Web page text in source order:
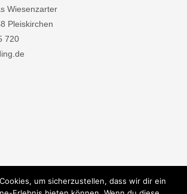
Wiesenzarter
Pleiskirchen
720
um sicherzustellen, dass wir dir ein